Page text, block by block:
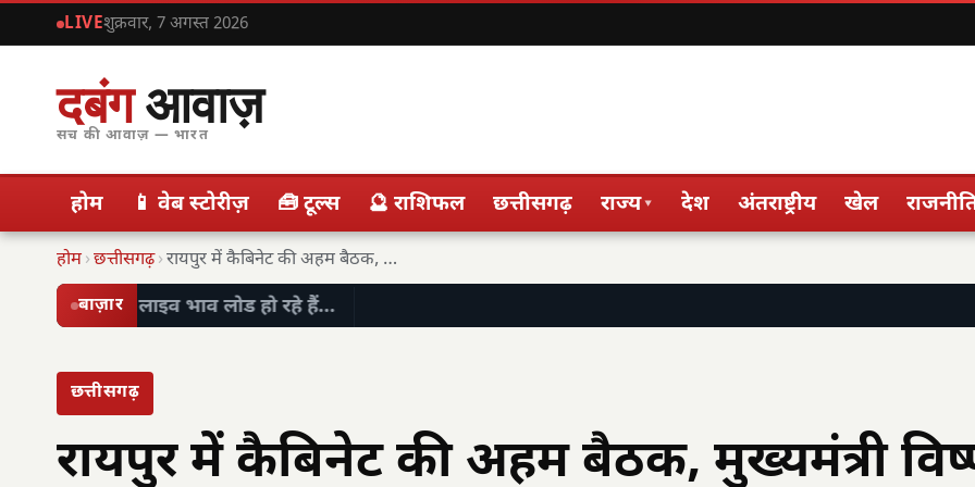
LIVEशुक्रवार, 7 अगस्त 2026
दबंगआवाज़
सच की आवाज़ — भारत
होम 📱 वेब स्टोरीज़ 🧰 टूल्स 🔮 राशिफल छत्तीसगढ़ राज्य▾ देश अंतराष्ट्रीय खेल
होम›छत्तीसगढ़› रायपुर में कैबिनेट की अहम बैठक, मुख्यमंत्री विष्णु…
बाज़ार लाइव भाव लोड हो रहे हैं…
छत्तीसगढ़
रायपुर में कैबिनेट की अहम बैठक, मुख्यमंत्री